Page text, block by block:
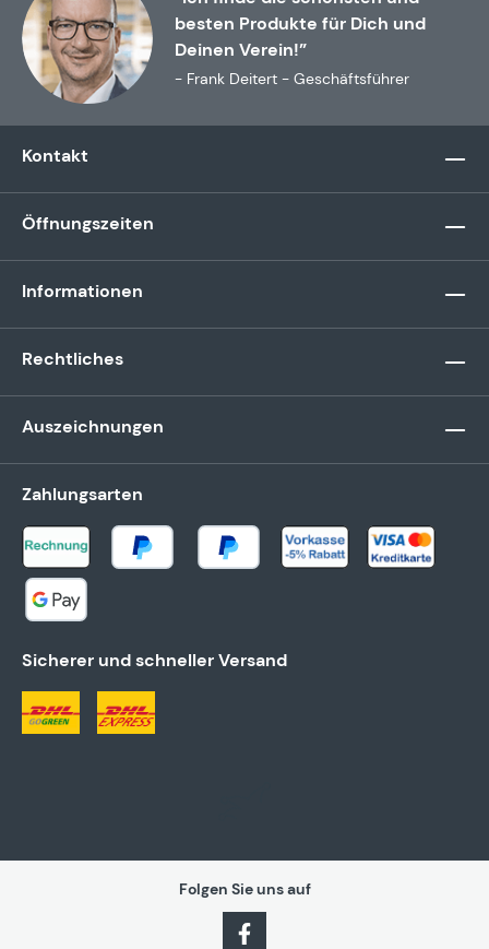
besten Produkte für Dich und
Deinen Verein!”
- Frank Deitert - Geschäftsführer
Kontakt
Öffnungszeiten
Informationen
Rechtliches
Auszeichnungen
Zahlungsarten
Sicherer und schneller Versand
Folgen Sie uns auf